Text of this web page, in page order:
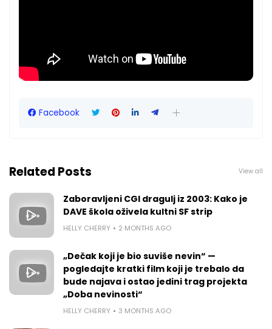
Facebook
Related Posts View all
Zaboravljeni CGI dragulj iz 2003: Kako je
DAVE škola oživela kultni SF strip
HELLY CHERRY 2 MONTHS AGO
„Dečak koji je bio suviše nevin“ —
pogledajte kratki film koji je trebalo da
bude najava i ostao jedini trag projekta
„Doba nevinosti“
HELLY CHERRY 3 MONTHS AGO